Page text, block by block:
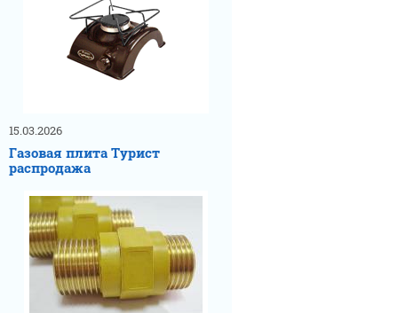
15.03.2026
Газовая плита Турист
распродажа